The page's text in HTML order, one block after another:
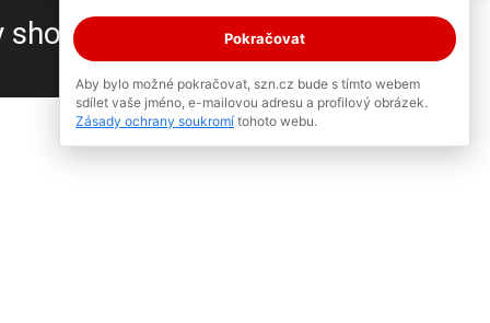
show pro Primu!Pokračovat
Aby bylo možné pokračovat, szn.cz bude s tímto webem
sdílet vaše jméno, e-mailovou adresu a profilový obrázek.
Zásady ochrany soukromí tohoto webu.